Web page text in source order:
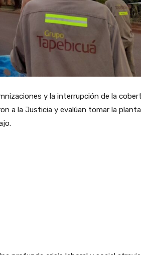
y la interrupción de la
a la Justicia y evalúan tomar la